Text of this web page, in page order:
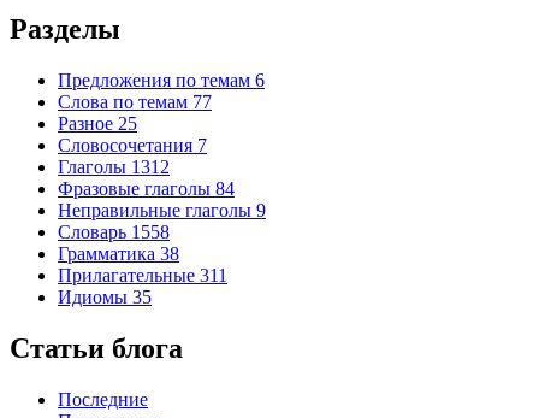
Разделы
Предложения по темам 6
Слова по темам 77
Разное 25
Словосочетания 7
Глаголы 1312
Фразовые глаголы 84
Неправильные глаголы 9
Словарь 1558
Грамматика 38
Прилагательные 311
Идиомы 35
Статьи блога
Последние